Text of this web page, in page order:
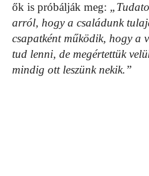
ők is próbálják meg:
arról, hogy a családunk
csapatként működik, hogy a
tud lenni, de megértettük
mindig ott leszünk nekik.”